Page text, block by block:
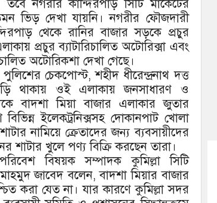
নগরীর কান্দিরপাড় সিটি মার্কেটের
ভিড় দেখা যায়নি। নগরীর ফৌজদারী
থেকে রানির বাজার সড়কে প্রচুর
প্রচুর ব্যাটারিচালিত অটোরিক্সা এবং
অটোরিকশা দেখা গেছে।
চেকপোস্ট, শহীদ ধীরেন্দ্রনাথ দত্ত
থাকায় ওই এলাকায় জনসাধারণ ও
বাদশা মিয়া বাজার এলাকার জুতার
ইলেকট্রনিক্সসহ দোকানপাট খোলা
নামিয়ে ক্রেতাদের জন্য ব্যবসায়ীদের
শাটার খুলে পণ্য বিক্রি করছেন তারা।
বিষয়ক সম্পাদক কুমিল্লা সিটি
জাবেদ বলেন, বাদশা মিয়ার বাজার
করা যেত না। যার কারণে কুমিল্লা সদর